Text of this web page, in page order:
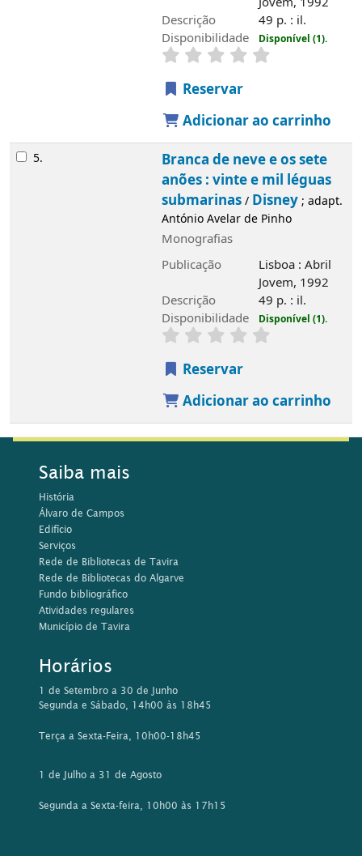
Branca de neve e os sete anões : vinte
e mil léguas submarinas/ Disney; adapt.
António Avelar de Pinho
Lisboa : Abril Jovem, 1992
49 p. : il.
Disponibilidade
Reservar
Adicionar ao carrinho
Rede de Bibliotecas de Tavira
Rede de Bibliotecas do Algarve
Atividades regulares
Município de Tavira
Horários
1 de Setembro a 30 de Junho
Segunda e Sábado, 14h00 às 18h45
Terça a Sexta-Feira, 10h00-18h45
1 de Julho a 31 de Agosto
Segunda a Sexta-feira, 10h00 às 17h15
Contactos
8800-397 Tavira